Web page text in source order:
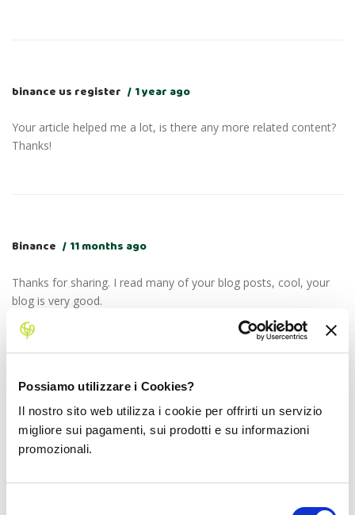
Possiamo utilizzare i Cookies?
Il nostro sito web utilizza i cookie per offrirti un servizio
migliore sui pagamenti, sui prodotti e su informazioni
promozionali.
binance us register 1 year ago
Your article helped me a lot, is there any more related content?
Thanks!
Binance 11 months ago
Thanks for sharing. I read many of your blog posts, cool, your
blog is very good.
Thanks for sharing. I read many of your blog posts, cool, your
blog is very good.